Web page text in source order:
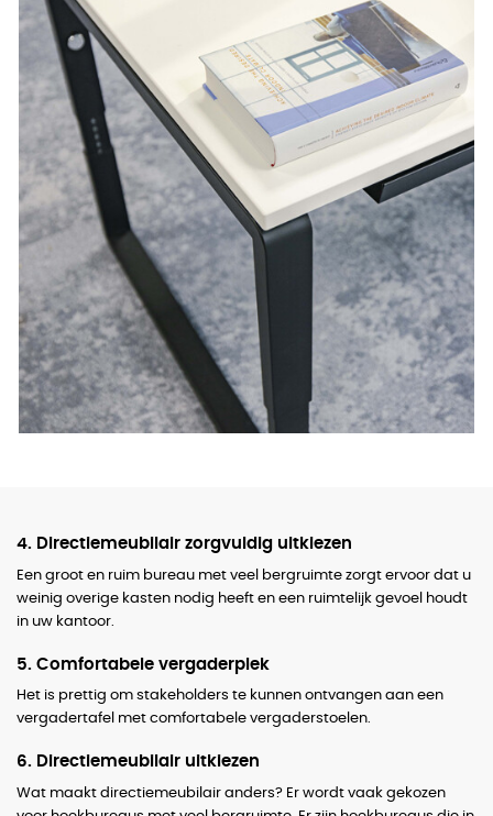
4. Directiemeubilair zorgvuldig uitkiezen
Een groot en ruim bureau met veel bergruimte zorgt ervoor dat u
weinig overige kasten nodig heeft en een ruimtelijk gevoel houdt
in uw kantoor.
5. Comfortabele vergaderplek
Het is prettig om stakeholders te kunnen ontvangen aan een
vergadertafel met comfortabele vergaderstoelen.
6. Directiemeubilair uitkiezen
Wat maakt directiemeubilair anders? Er wordt vaak gekozen